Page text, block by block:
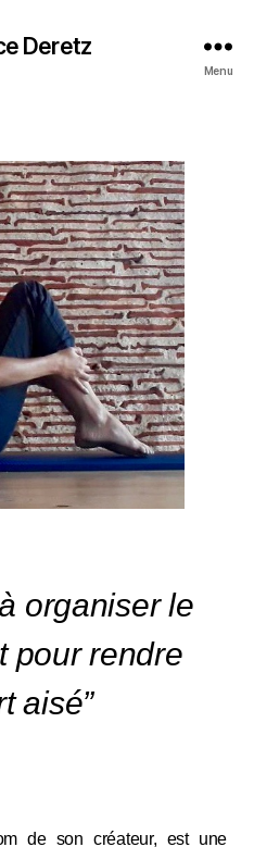
Deretz
Menu
organiser le
pour rendre
aisé”
de son créateur, est une